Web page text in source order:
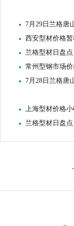
7月29日兰格唐
西安型材价格
兰格型材日盘
常州型钢市场
7月28日兰格唐
上海型材价格
兰格型材日盘